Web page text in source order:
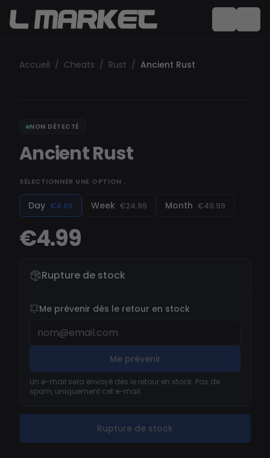
Accueil / Cheats / Rust / Ancient Rust
NON DÉTECTÉ
Ancient Rust
SÉLECTIONNER UNE OPTION :
Day €4.99 Week €24.99 Month €49.99
€4.99
Rupture de stock
Me prévenir dès le retour en stock
Me prévenir
Un e-mail sera envoyé dès le retour en stock. Pas de
spam, uniquement cet e-mail.
Rupture de stock